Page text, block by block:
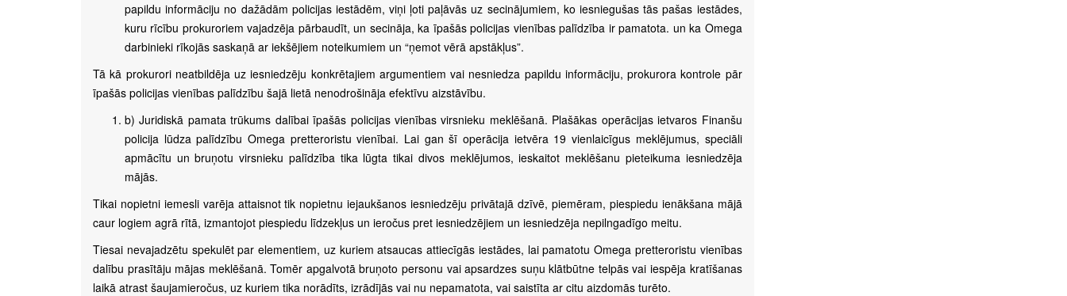
papildu informāciju no dažādām policijas iestādēm, viņi ļoti paļāvās uz secinājumiem, ko iesniegušas tās pašas iestādes,
kuru rīcību prokuroriem vajadzēja pārbaudīt, un secināja, ka īpašās policijas vienības palīdzība ir pamatota. un ka Omega
darbinieki rīkojās saskaņā ar iekšējiem noteikumiem un “ņemot vērā apstākļus”.
Tā kā prokurori neatbildēja uz iesniedzēju konkrētajiem argumentiem vai nesniedza papildu informāciju, prokurora kontrole pār
īpašās policijas vienības palīdzību šajā lietā nenodrošināja efektīvu aizstāvību.
b) Juridiskā pamata trūkums dalībai īpašās policijas vienības virsnieku meklēšanā. Plašākas operācijas ietvaros Finanšu
policija lūdza palīdzību Omega pretteroristu vienībai. Lai gan šī operācija ietvēra 19 vienlaicīgus meklējumus, speciāli
apmācītu un bruņotu virsnieku palīdzība tika lūgta tikai divos meklējumos, ieskaitot meklēšanu pieteikuma iesniedzēja
mājās.
Tikai nopietni iemesli varēja attaisnot tik nopietnu iejaukšanos iesniedzēju privātajā dzīvē, piemēram, piespiedu ienākšana mājā
caur logiem agrā rītā, izmantojot piespiedu līdzekļus un ieročus pret iesniedzējiem un iesniedzēja nepilngadīgo meitu.
Tiesai nevajadzētu spekulēt par elementiem, uz kuriem atsaucas attiecīgās iestādes, lai pamatotu Omega pretteroristu vienības
dalību prasītāju mājas meklēšanā. Tomēr apgalvotā bruņoto personu vai apsardzes suņu klātbūtne telpās vai iespēja kratīšanas
laikā atrast šaujamieročus, uz kuriem tika norādīts, izrādījās vai nu nepamatota, vai saistīta ar citu aizdomās turēto.